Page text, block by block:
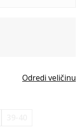
Odredi veličinu